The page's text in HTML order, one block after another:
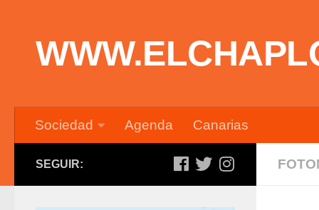
Sociedad Agenda Canarias
SEGUIR: